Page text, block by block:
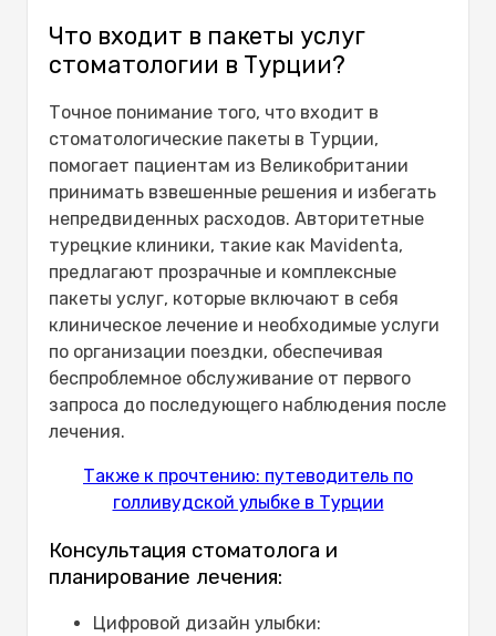
Что входит в пакеты услуг
стоматологии в Турции?
Точное понимание того, что входит в
стоматологические пакеты в Турции,
помогает пациентам из Великобритании
принимать взвешенные решения и избегать
непредвиденных расходов. Авторитетные
турецкие клиники, такие как Mavidenta,
предлагают прозрачные и комплексные
пакеты услуг, которые включают в себя
клиническое лечение и необходимые услуги
по организации поездки, обеспечивая
беспроблемное обслуживание от первого
запроса до последующего наблюдения после
лечения.
Также к прочтению: путеводитель по
голливудской улыбке в Турции
Консультация стоматолога и
планирование лечения:
Цифровой дизайн улыбки: